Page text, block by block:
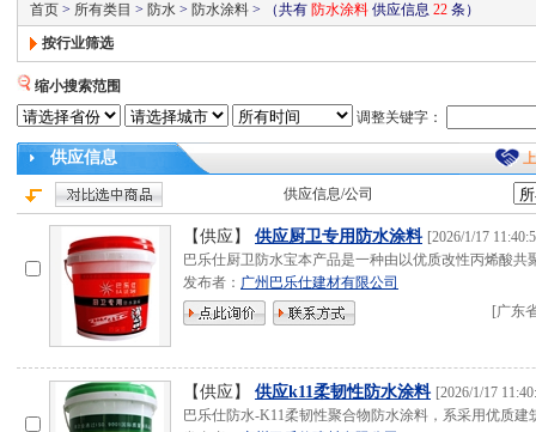
首页 > 所有类目 > 防水 > 防水涂料 > （共有 防水涂料 供应信息 22 条）
按行业筛选
缩小搜索范围
调整关键字：
供应信息
供应信息/公司
【供应】 供应厨卫专用防水涂料 [2026/1/17
巴乐仕厨卫防水宝本产品是一种由以优质改性丙烯酸共
发布者： 广州巴乐仕建材有限公司
[广东
【供应】 供应k11柔韧性防水涂料 [2026/1/17
巴乐仕防水-K11柔韧性聚合物防水涂料，系采用优质建